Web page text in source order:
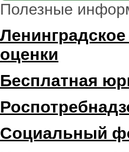
Полезные
оценки
Бесплатная
Социальный